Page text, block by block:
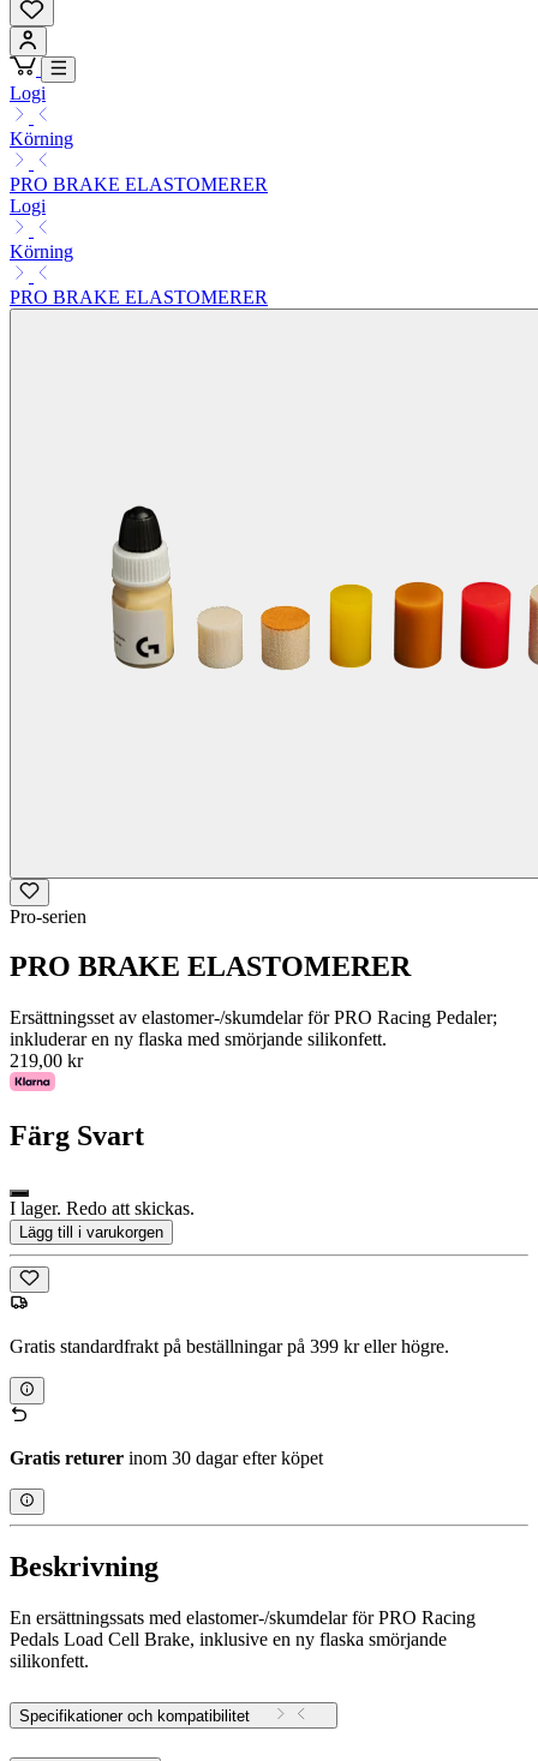
Logi
Körning
PRO BRAKE ELASTOMERER
Logi
Körning
PRO BRAKE ELASTOMERER
Pro-serien
PRO BRAKE ELASTOMERER
Ersättningsset av elastomer-/skumdelar för PRO Racing Pedaler;
inkluderar en ny flaska med smörjande silikonfett.
219,00 kr
Färg Svart
I lager. Redo att skickas.
Lägg till i varukorgen
Gratis standardfrakt på beställningar på 399 kr eller högre.
Gratis returer inom 30 dagar efter köpet
Beskrivning
En ersättningssats med elastomer-/skumdelar för PRO Racing
Pedals Load Cell Brake, inklusive en ny flaska smörjande
silikonfett.
Specifikationer och kompatibilitet